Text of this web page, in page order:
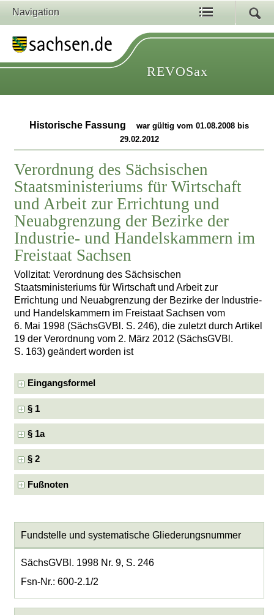
Navigation
REVOSax
Historische Fassung
war gültig vom 01.08.2008 bis
29.02.2012
Verordnung des Sächsischen
Staatsministeriums für Wirtschaft
und Arbeit zur Errichtung und
Neuabgrenzung der Bezirke der
Industrie- und Handelskammern im
Freistaat Sachsen
Vollzitat: Verordnung des Sächsischen
Staatsministeriums für Wirtschaft und Arbeit zur
Errichtung und Neuabgrenzung der Bezirke der Industrie-
und Handelskammern im Freistaat Sachsen vom
6. Mai 1998 (SächsGVBl. S. 246), die zuletzt durch Artikel
19 der Verordnung vom 2. März 2012 (SächsGVBl.
S. 163) geändert worden ist
Eingangsformel
§ 1
§ 1a
§ 2
Fußnoten
Fundstelle und systematische Gliederungsnummer
SächsGVBl. 1998 Nr. 9, S. 246
Fsn-Nr.: 600-2.1/2